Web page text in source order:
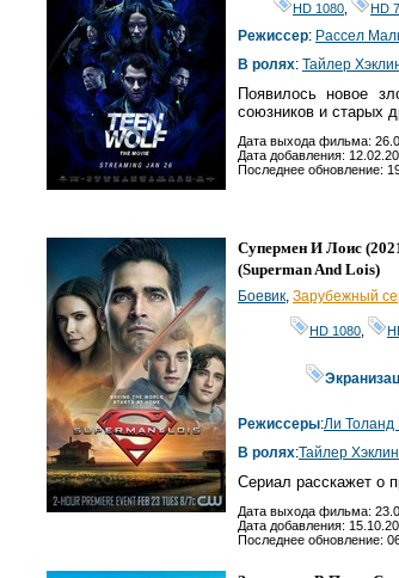
HD 1080 HD
Режиссер: Рассел
В ролях: Тайлер
Появилось новое
союзников и старых
Дата выхода фильма:
Дата добавления:
Последнее обновление:
Супермен И Лоис
(Superman And Lois)
Боевик, Зарубежный
HD 1080
Режиссеры:Ли Толанд
В ролях:Тайлер Хэклин
Сериал расскажет о
Дата выхода фильма:
Дата добавления:
Последнее обновление: